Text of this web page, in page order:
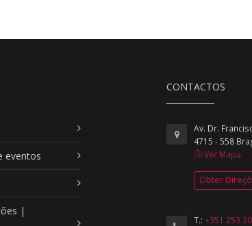
eventos
|
CONTACTOS
Av. Dr.
4715 - 558
Ver Mapa
Obter
T.: +351 253